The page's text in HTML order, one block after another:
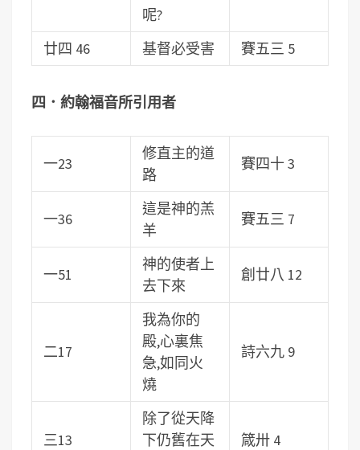
呢?
廿四 46 基督必受害 賽五三 5
四．約翰福音所引用者
一23
修直主的道
路
賽四十 3
一36
這是神的羔
羊
賽五三 7
一51
神的使者上
去下來
創廿八 12
二17
我為你的
殿,心裏焦
急,如同火
燒
詩六九 9
三13
除了從天降
下仍舊在天
箴卅 4